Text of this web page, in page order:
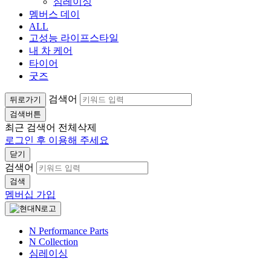
멤버스 데이
ALL
고성능 라이프스타일
내 차 케어
타이어
굿즈
뒤로가기 검색어
검색버튼
최근 검색어 전체삭제
로그인 후 이용해 주세요
닫기
검색어
검색
멤버십 가입
N Performance Parts
N Collection
심레이싱